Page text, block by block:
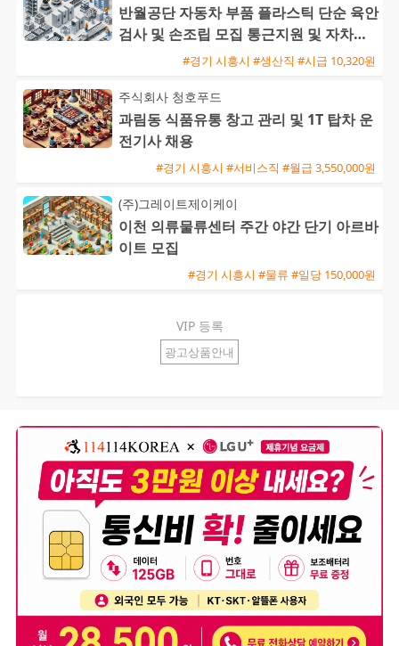
반월공단 자동차 부품 플라스틱 단순 육안
검사 및 손조립 모집 통근지원 및 자차수
#경기 시흥시 #생산직 #시급 10,320원
주식회사 청호푸드
과림동 식품유통 창고 관리 및 1T 탑차 운
전기사 채용
#경기 시흥시 #서비스직 #월급 3,550,000원
(주)그레이트제이케이
이천 의류물류센터 주간 야간 단기 아르바
이트 모집
#경기 시흥시 #물류 #일당 150,000원
VIP 등록
광고상품안내